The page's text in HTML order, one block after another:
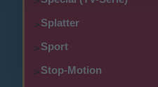
>Splatter
>Sport
>Stop-Motion